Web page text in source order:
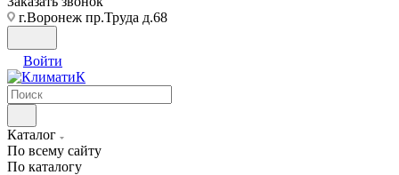
г.Воронеж пр.Труда д.68
Войти
Каталог
По всему сайту
По каталогу